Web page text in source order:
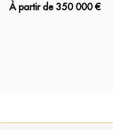
À partir de 350 000 €